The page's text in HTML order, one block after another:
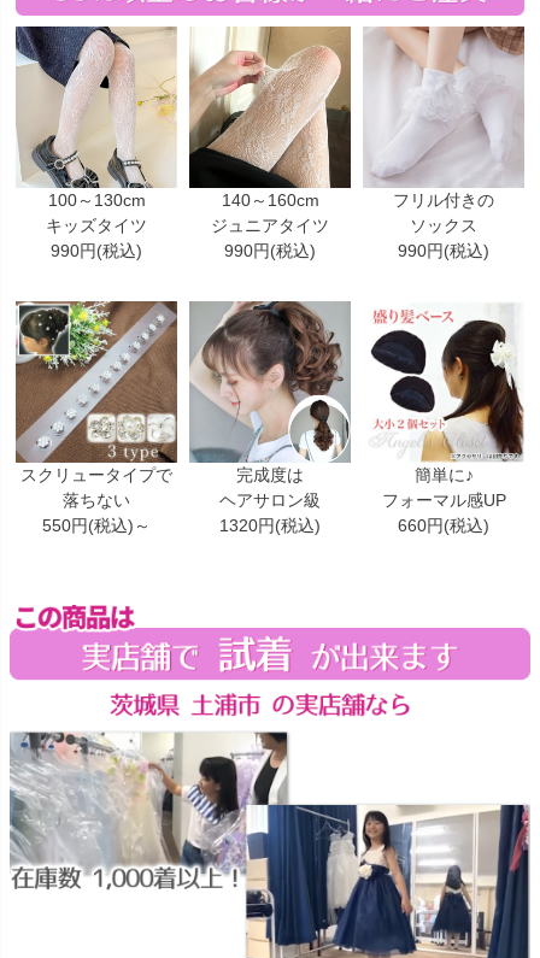
100～130cm
キッズタイツ
990円(税込)
140～160cm
ジュニアタイツ
990円(税込)
フリル付きの
ソックス
990円(税込)
スクリュータイプで
落ちない
550円(税込)～
完成度は
ヘアサロン級
1320円(税込)
簡単に♪
フォーマル感UP
660円(税込)